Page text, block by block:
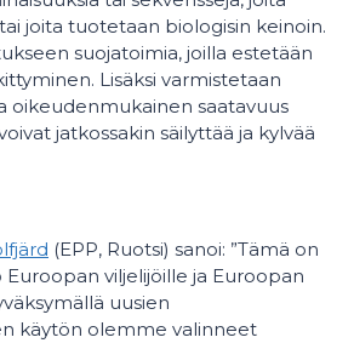
joita tuotetaan biologisin keinoin.
suojatoimia, joilla estetään
Lisäksi varmistetaan
oikeudenmukainen saatavuus
jatkossakin säilyttää ja kylvää
(EPP, Ruotsi) sanoi: ”Tämä on
viljelijöille ja Euroopan
uusien
käytön olemme valinneet